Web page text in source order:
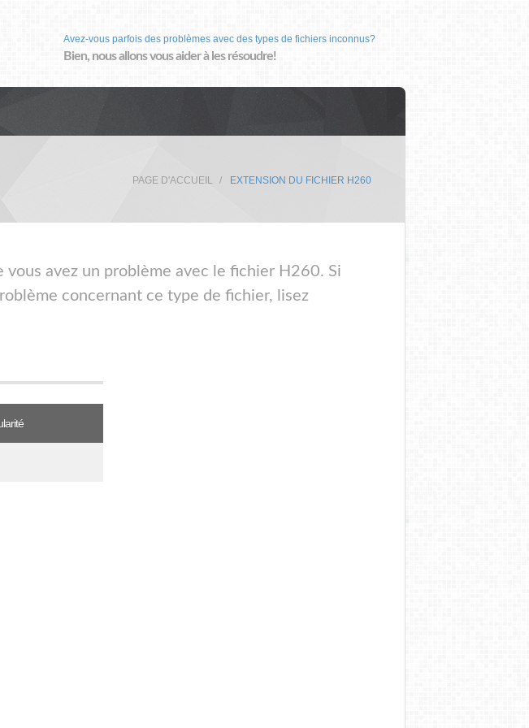
Avez-vous parfois des problèmes avec des types de fichiers inconnus?
Bien, nous allons vous aider à les résoudre!
PAGE D'ACCUEIL EXTENSION DU FICHIER H260
avez un problème avec le fichier H260. Si
concernant ce type de fichier, lisez